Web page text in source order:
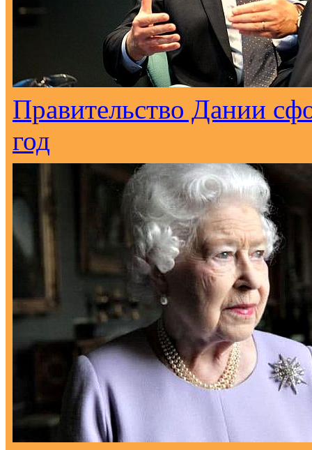
Правительство Дании
год